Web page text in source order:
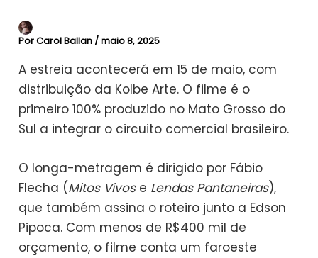
PorCarol Ballan /maio 8, 2025
A estreia acontecerá em 15 de maio, com
distribuição da Kolbe Arte. O filme é o
primeiro 100% produzido no Mato Grosso do
Sul a integrar o circuito comercial brasileiro.
O longa-metragem é dirigido por Fábio
Flecha (Mitos Vivos e Lendas Pantaneiras),
que também assina o roteiro junto a Edson
Pipoca. Com menos de R$400 mil de
orçamento, o filme conta um faroeste